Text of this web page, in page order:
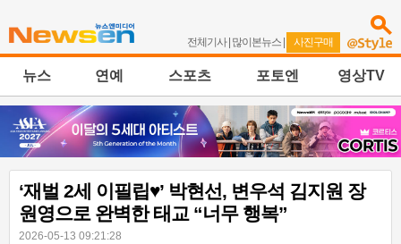
전체기사| 많이본뉴스 | 사진구매
뉴스 연예 스포츠 포토엔 영상TV
‘재벌 2세 이필립♥’ 박현선, 변우석 김지원 장
원영으로 완벽한 태교 “너무 행복”
2026-05-13 09:21:28